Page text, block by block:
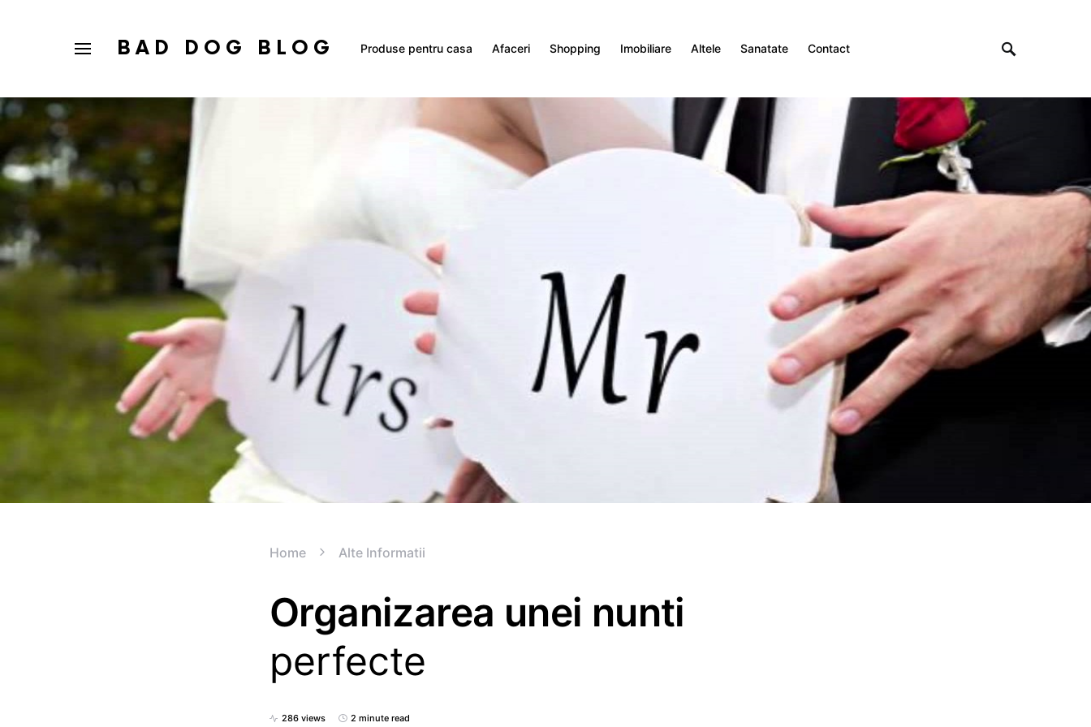
BAD DOG BLOG Produse pentru casa Afaceri Shopping Imobiliare Altele Sanatate Contact
Home Alte Informatii
Organizarea unei nunti
perfecte
286 views 2 minute read